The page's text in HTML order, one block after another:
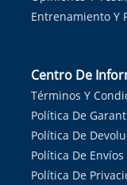
Entrenamiento Y
Centro De
Términos Y
Política De
Política De
Política De Envíos
Política De